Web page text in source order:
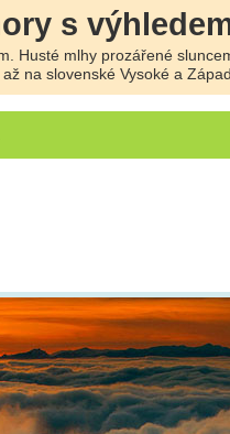
s
Husté mlhy prozářené
na slovenské Vysoké a